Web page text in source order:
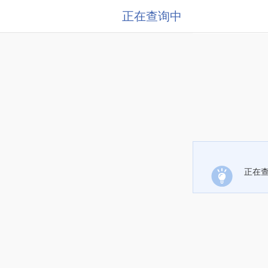
正在查询中
正在